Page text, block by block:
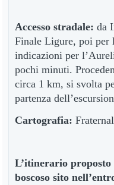
Accesso stradale:da
Finale Ligure, poi per
indicazioni per
pochi minuti.
circa 1 km, si svolta
partenza
Cartografia:
L’itinerario
boscoso sito